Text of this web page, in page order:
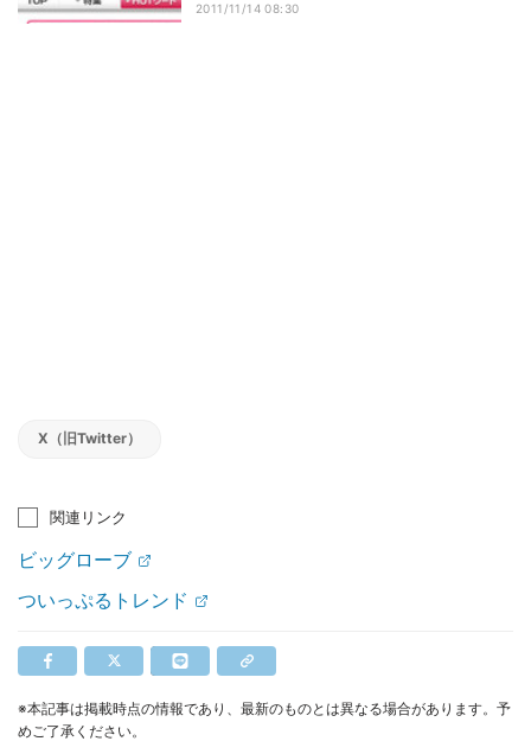
2011/11/14 08:30
X（旧Twitter）
関連リンク
ビッグローブ
ついっぷるトレンド
※本記事は掲載時点の情報であり、最新のものとは異なる場合があります。予
めご了承ください。